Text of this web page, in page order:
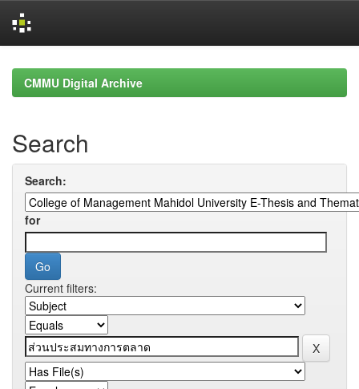
navigationCMMU Digital Archive
Search
Search:
for
Current filters: